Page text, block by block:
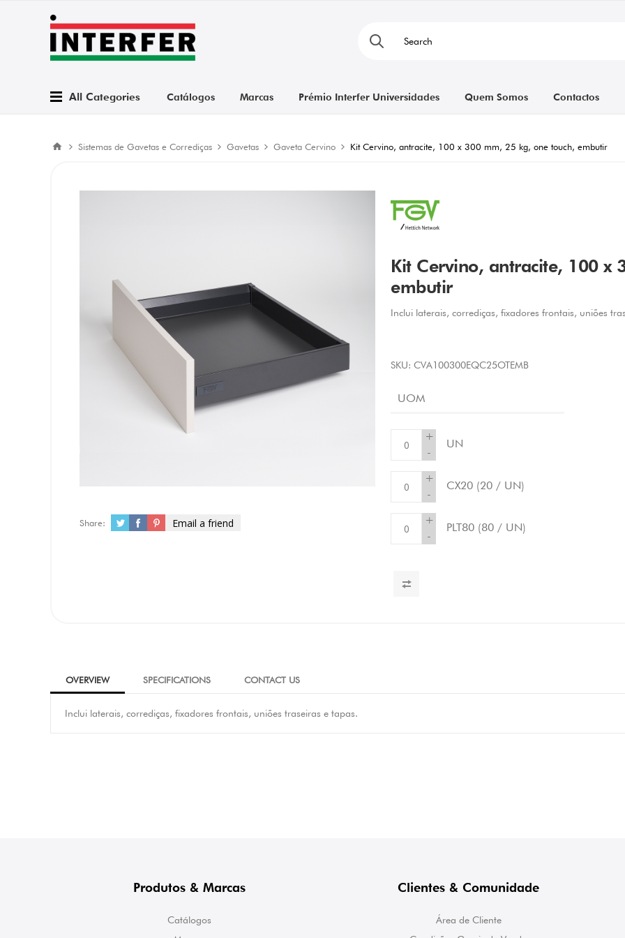
All Categories Catálogos Marcas Prémio Interfer Universidades Quem Somos Contactos
Sistemas de Gavetas e Corrediças Gavetas Gaveta Cervino Kit Cervino, antracite, 100 x 300 mm, 25 kg, one touch, embutir
Kit Cervino, antracite, 100 x
embutir
Inclui laterais, corrediças, fixadores frontais, uniões
SKU: CVA100300EQC25OTEMB
UOM
+
-
UN
+
-
CX20 (20 / UN)
+
-
PLT80 (80 / UN)
Share: Email a friend
OVERVIEW SPECIFICATIONS CONTACT US
Inclui laterais, corrediças, fixadores frontais, uniões traseiras e tapas.
Produtos & Marcas
Catálogos
Clientes & Comunidade
Área de Cliente